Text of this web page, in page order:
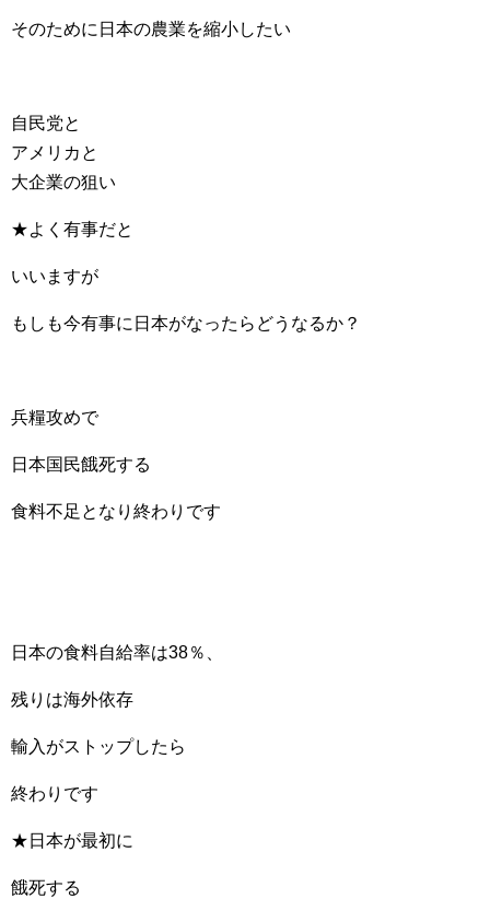
そのために日本の農業を縮小したい
自民党と
アメリカと
大企業の狙い
★よく有事だと
いいますが
もしも今有事に日本がなったらどうなるか？
兵糧攻めで
日本国民餓死する
食料不足となり終わりです
日本の食料自給率は38％、
残りは海外依存
輸入がストップしたら
終わりです
★日本が最初に
餓死する